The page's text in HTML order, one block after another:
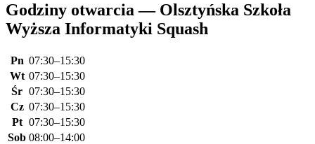
Godziny otwarcia — Olsztyńska Szkoła
Wyższa Informatyki Squash
Pn 07:30–15:30
Wt 07:30–15:30
Śr 07:30–15:30
Cz 07:30–15:30
Pt 07:30–15:30
Sob 08:00–14:00